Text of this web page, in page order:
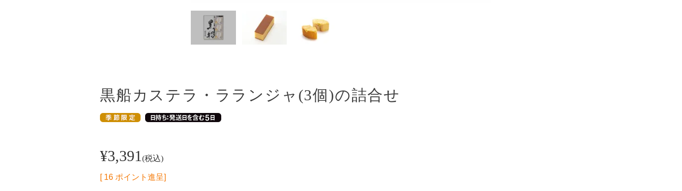
黒船カステラ・ラランジャ(3個)の詰合せ
¥3,391 税込
[ 16 ポイント進呈]